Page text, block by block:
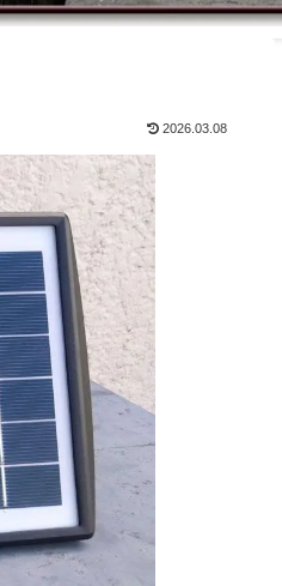
2026.03.08